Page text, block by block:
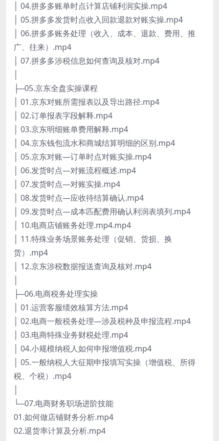
│ 04.拼多多账单时点计算店铺利润实操.mp4
│ 05.拼多多发货时点收入回款退款对账实操.mp4
│ 06.拼多多账务处理（收入、成本、退款、费用、推
广、往来）.mp4
│ 07.拼多多涉税信息如何查询及核对.mp4
├─05.京东全盘实操课程
│ 01.京东对账所需报表以及导出路径.mp4
│ 02.订单报表字段解释.mp4
│ 03.京东明细账单费用解释.mp4
│ 04.京东钱包流水和商城结算明细的区别.mp4
│ 05.京东对账—订单时点对账实操.mp4
│ 06.发货时点—对账流程概述.mp4
│ 07.发货时点—对账实操.mp4
│ 08.发货时点—应收待结算确认.mp4
│ 09.发货时点—成本匹配费用确认利润表填列.mp4
│ 10.电商店铺账务处理.mp4.mp4
│ 11.特殊业务场景账务处理（促销、货损、换
货）.mp4
│ 12.京东涉税数据报送查询及核对.mp4
├─06.电商税务处理实操
│ 01.运营客服绩效核算方法.mp4
│ 02.电商一般税务处理—涉及税种及申报流程.mp4
│ 03.电商特殊业务财税处理.mp4
│ 04.小规模纳税人如何申报增值税.mp4
│ 05.一般纳税人大征期申报填写实操（增值税、所得
税、个税）.mp4
└─07.电商财务职场进阶技能
01.如何做店铺财务分析.mp4
02.退货率计算及分析.mp4